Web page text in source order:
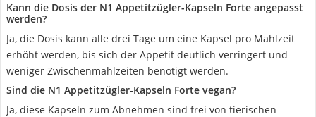
Kann die Dosis der N1 Appetitzügler-Kapseln Forte angepasst
werden?
Ja, die Dosis kann alle drei Tage um eine Kapsel pro Mahlzeit
erhöht werden, bis sich der Appetit deutlich verringert und
weniger Zwischenmahlzeiten benötigt werden.
Sind die N1 Appetitzügler-Kapseln Forte vegan?
Ja, diese Kapseln zum Abnehmen sind frei von tierischen